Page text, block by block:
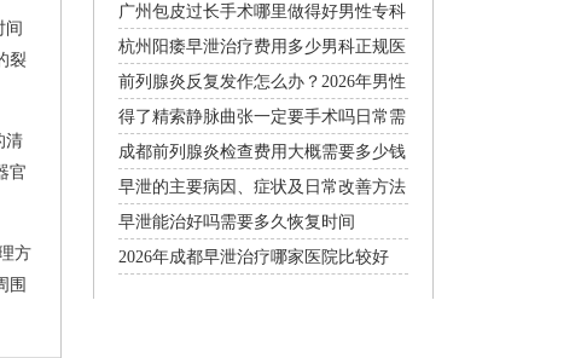
间
裂
清
官
方
围
广州包皮过长手术哪里做得好男性专科
医院口碑排行
杭州阳痿早泄治疗费用多少男科正规医
院排名推荐
前列腺炎反复发作怎么办？2026年男性
日常护理与科学治疗方法
得了精索静脉曲张一定要手术吗日常需
要注意什么
成都前列腺炎检查费用大概需要多少钱
早泄的主要病因、症状及日常改善方法
早泄能治好吗需要多久恢复时间
2026年成都早泄治疗哪家医院比较好